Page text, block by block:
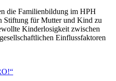
die Familienbildung im HPH
Stiftung für Mutter und Kind zu
Kinderlosigkeit zwischen
Einflussfaktoren